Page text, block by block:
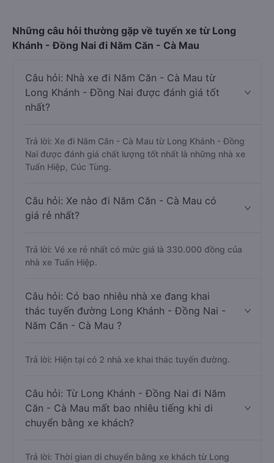
Những câu hỏi thường gặp về tuyến xe từ Long
Khánh - Đồng Nai đi Năm Căn - Cà Mau
Câu hỏi: Nhà xe đi Năm Căn - Cà Mau từ
Long Khánh - Đồng Nai được đánh giá tốt
nhất?
Trả lời: Xe đi Năm Căn - Cà Mau từ Long Khánh - Đồng
Nai được đánh giá chất lượng tốt nhất là những nhà xe
Tuấn Hiệp, Cúc Tùng.
Câu hỏi: Xe nào đi Năm Căn - Cà Mau có
giá rẻ nhất?
Trả lời: Vé xe rẻ nhất có mức giá là 330.000 đồng của
nhà xe Tuấn Hiệp.
Câu hỏi: Có bao nhiêu nhà xe đang khai
thác tuyến đường Long Khánh - Đồng Nai -
Năm Căn - Cà Mau ?
Trả lời: Hiện tại có 2 nhà xe khai thác tuyến đường.
Câu hỏi: Từ Long Khánh - Đồng Nai đi Năm
Căn - Cà Mau mất bao nhiêu tiếng khi di
chuyển bằng xe khách?
Trả lời: Thời gian di chuyển bằng xe khách từ Long